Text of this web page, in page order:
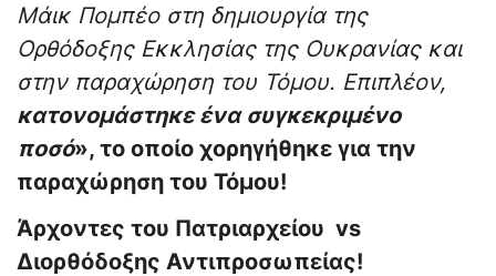
Μάικ Πομπέο στη δημιουργία της
Ορθόδοξης Εκκλησίας της Ουκρανίας και
στην παραχώρηση του Τόμου. Επιπλέον,
κατονομάστηκε ένα συγκεκριμένο
ποσό», το οποίο χορηγήθηκε για την
παραχώρηση του Τόμου!
Άρχοντες του Πατριαρχείου vs
Διορθόδοξης Αντιπροσωπείας!